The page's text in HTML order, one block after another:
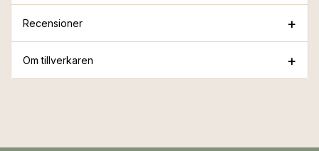
Recensioner
Om tillverkaren